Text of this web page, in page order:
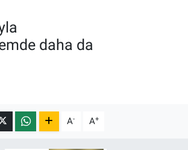
daha da
A- A+